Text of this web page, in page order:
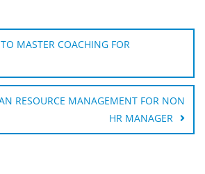
MASTER COACHING FOR
RESOURCE MANAGEMENT FOR NON
HR MANAGER